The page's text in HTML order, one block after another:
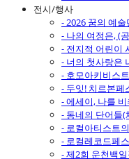
전시/행사
- 2026 꿈의 예
- 나의 여정은, (
- 전지적 어린이
- 너의 첫사랑은
- 호모아키비스
- 두잇! 치르본페
- 에세이, 나를
- 동네의 단어들
- 로컬아티스트
- 로컬레코드페
- 제2회 운천백